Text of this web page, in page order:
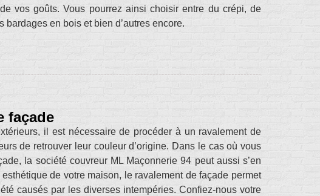
vos goûts. Vous pourrez ainsi choisir entre du crépi, de
bardages en bois et bien d’autres encore.
façade
il est nécessaire de procéder à un ravalement de
de retrouver leur couleur d’origine. Dans le cas où vous
la société couvreur ML Maçonnerie 94 peut aussi s’en
de votre maison, le ravalement de façade permet
causés par les diverses intempéries. Confiez-nous votre